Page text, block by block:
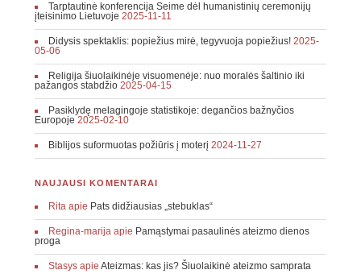
Tarptautinė konferencija Seime dėl humanistinių ceremonijų
įteisinimo Lietuvoje 2025-11-11
Didysis spektaklis: popiežius mirė, tegyvuoja popiežius! 2025-
05-06
Religija šiuolaikinėje visuomenėje: nuo moralės šaltinio iki
pažangos stabdžio 2025-04-15
Pasiklydę melagingoje statistikoje: degančios bažnyčios
Europoje 2025-02-10
Biblijos suformuotas požiūris į moterį 2024-11-27
NAUJAUSI KOMENTARAI
Ritaapie Pats didžiausias „stebuklas“
Regina-marijaapie Pamąstymai pasaulinės ateizmo dienos
proga
Stasysapie Ateizmas: kas jis? Šiuolaikinė ateizmo samprata